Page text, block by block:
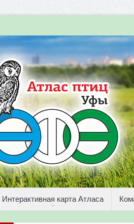
Интерактивная карта Атласа